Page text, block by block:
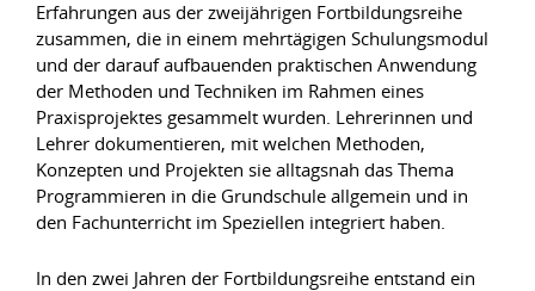
Erfahrungen aus der zweijährigen Fortbildungsreihe
zusammen, die in einem mehrtägigen Schulungsmodul
und der darauf aufbauenden praktischen Anwendung
der Methoden und Techniken im Rahmen eines
Praxisprojektes gesammelt wurden. Lehrerinnen und
Lehrer dokumentieren, mit welchen Methoden,
Konzepten und Projekten sie alltagsnah das Thema
Programmieren in die Grundschule allgemein und in
den Fachunterricht im Speziellen integriert haben.
In den zwei Jahren der Fortbildungsreihe entstand ein